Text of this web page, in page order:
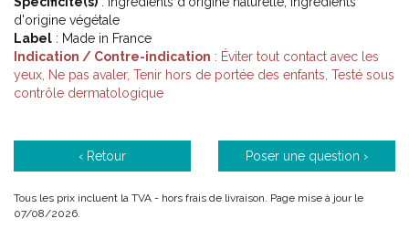
d'origine végétale
Label : Made in France
Indication / Contre-indication : Éviter tout contact avec les
yeux, Ne pas avaler, Tenir hors de portée des enfants, Testé sous
contrôle dermatologique
‹ Retour Poser une question ›
Tous les prix incluent la TVA - hors frais de livraison. Page mise à jour le
07/08/2026.